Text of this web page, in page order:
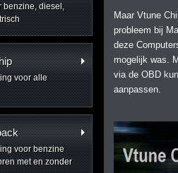
diesel,
voor alle
voor benzine
met en zonder
Maar Vtune
probleem bij
deze
mogelijk was.
via de OBD
aanpassen.